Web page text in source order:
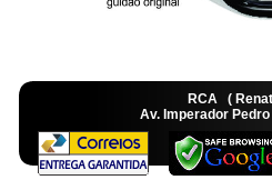
RCA (
Av. Imperador